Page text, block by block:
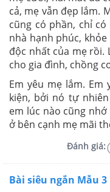
cả, mẹ vẫn đẹp lắm.
cũng có phần, chỉ
nhà hạnh phúc,
độc nhất của mẹ rồi.
cho gia đình, chồng
Em yêu mẹ lắm. Em
kiện, bởi nó tự
em lúc nào cũng
ở bên cạnh mẹ mãi
Đánh giá:
Bài siêu ngắn Mẫu 3